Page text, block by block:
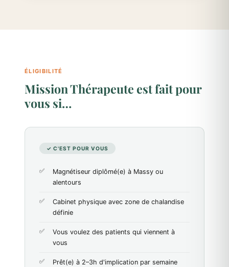
ÉLIGIBILITÉ
Mission Thérapeute est fait pour
vous si…
✓ C'EST POUR VOUS
Magnétiseur diplômé(e) à Massy ou
alentours
Cabinet physique avec zone de chalandise
définie
Vous voulez des patients qui viennent à
vous
Prêt(e) à 2–3h d'implication par semaine